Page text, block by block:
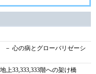
－ 心の病とグローバリゼーシ
上33,333,333階への架け橋